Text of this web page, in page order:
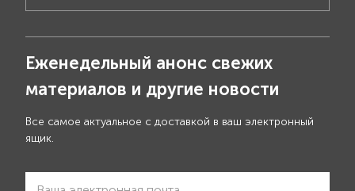
Еженедельный анонс свежих
материалов и другие новости
Все самое актуальное с доставкой в ваш электронный
ящик.